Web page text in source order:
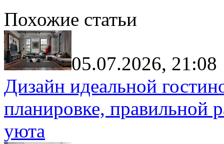
Похожие статьи
05.07.2026, 21:08
Дизайн идеальной
планировке, правильной
уюта